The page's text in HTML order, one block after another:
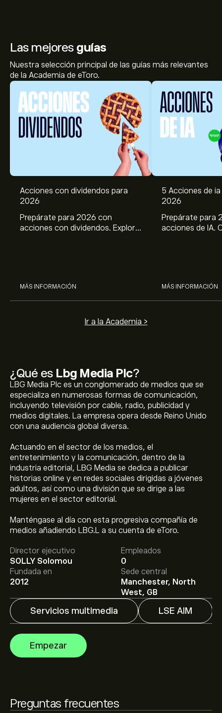
¿Qué es Lbg Media Plc?
LBG Media Plc es un conglomerado de medios que se
especializa en numerosas formas de comunicación,
incluyendo televisión por cable, radio, publicidad y
medios digitales. La empresa opera desde Reino Unido
con una audiencia global diversa.
Actuando en el sector de los medios, el
entretenimiento y la comunicación, dentro de la
industria editorial, LBG Media se dedica a publicar
historias online y en redes sociales dirigidas a jóvenes
adultos, así como una división que se dirige a las
mujeres en el sector editorial.
Manténgase al día con esta progresiva compañía de
medios añadiendo LBG.L a su cuenta de eToro.
Director ejecutivo
SOLLY Solomou
Empleados
0
Fundada en
2012
Sede central
Manchester, North
West, GB
Servicios multimedia LSE AIM
Empezar
Las mejores guías
Nuestra selección principal de las guías más relevantes
de la Academia de eToro.
Acciones con dividendos para
2026
Prepárate para 2026 con
acciones con dividendos. Explora
MÁS INFORMACIÓN
5 Acciones de
2026
Prepárate para
acciones de IA.
MÁS INFORMACIÓN
Ir a la Academia >
Preguntas frecuentes
El precio actual de las acciones de LBG.L es de 33.00‎p‎.
El precio medio objetivo para las acciones de Lbg Media
Plc es de 33.00‎p‎.
en eToro para conocer los
precios objetivo y las previsiones de los analistas.
Las previsiones de los analistas para las acciones de
Lbg Media Plc se basan en las tendencias del mercado,
los estados financieros y el crecimiento previsto.
Consulta las previsiones más recientes para conocer la
evolución futura de los precios.
La capitalización bursátil de Lbg Media Plc se sitúa en
69.21M‎p‎